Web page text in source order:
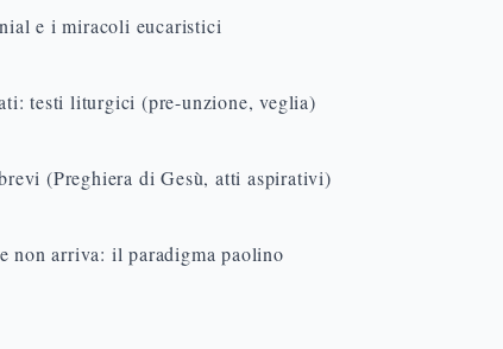
e i miracoli eucaristici
testi liturgici (pre-unzione, veglia)
(Preghiera di Gesù, atti aspirativi)
non arriva: il paradigma paolino